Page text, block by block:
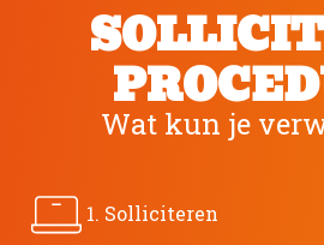
Wat kun je
1. Solliciteren